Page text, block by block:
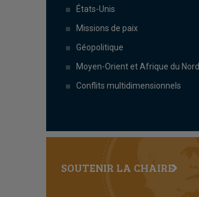
États-Unis
Missions de paix
Géopolitique
Moyen-Orient et Afrique du Nord
Conflits multidimensionnels
SOUTENIR LA CHAIRE